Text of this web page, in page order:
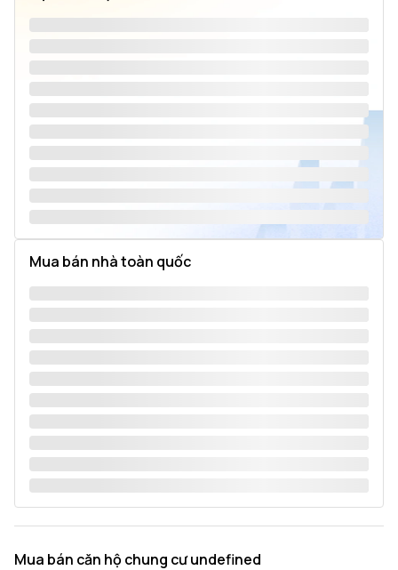
Mua bán nhà toàn quốc
Mua bán căn hộ chung cư undefined